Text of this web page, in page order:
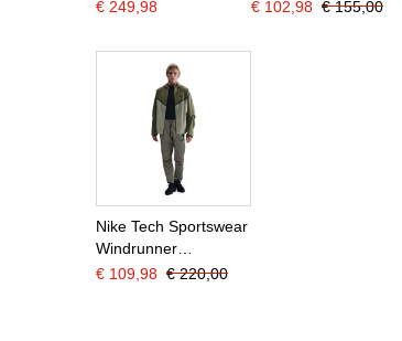
€ 249,98 € 102,98 € 155,00
Nike Tech Sportswear
Windrunner
Trainingspak Woven
€ 109,98 € 220,00